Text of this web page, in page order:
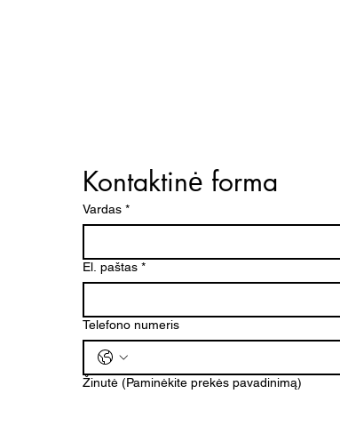
Kontaktinė forma
Vardas *
El. paštas *
Telefono numeris
Žinutė (Paminėkite prekės pavadinimą)